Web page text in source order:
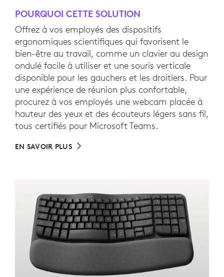
POURQUOI CETTE SOLUTION
Offrez à vos employés des dispositifs
ergonomiques scientifiques qui favorisent le
bien-être au travail, comme un clavier au design
ondulé facile à utiliser et une souris verticale
disponible pour les gauchers et les droitiers. Pour
une expérience de réunion plus confortable,
procurez à vos employés une webcam placée à
hauteur des yeux et des écouteurs légers sans fil,
tous certifiés pour Microsoft Teams.
EN SAVOIR PLUS